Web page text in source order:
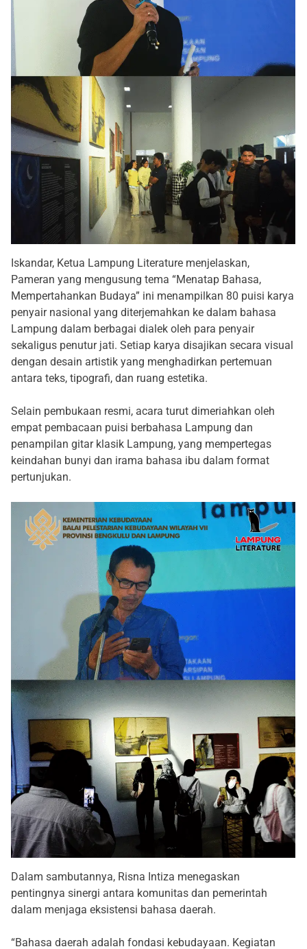
Iskandar, Ketua Lampung Literature menjelaskan,
Pameran yang mengusung tema “Menatap Bahasa,
Mempertahankan Budaya” ini menampilkan 80 puisi karya
penyair nasional yang diterjemahkan ke dalam bahasa
Lampung dalam berbagai dialek oleh para penyair
sekaligus penutur jati. Setiap karya disajikan secara visual
dengan desain artistik yang menghadirkan pertemuan
antara teks, tipografi, dan ruang estetika.
Selain pembukaan resmi, acara turut dimeriahkan oleh
empat pembacaan puisi berbahasa Lampung dan
penampilan gitar klasik Lampung, yang mempertegas
keindahan bunyi dan irama bahasa ibu dalam format
pertunjukan.
Dalam sambutannya, Risna Intiza menegaskan
pentingnya sinergi antara komunitas dan pemerintah
dalam menjaga eksistensi bahasa daerah.
“Bahasa daerah adalah fondasi kebudayaan. Kegiatan